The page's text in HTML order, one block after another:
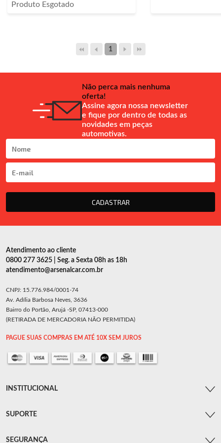
Produto Esgotado
1
Não perca mais nenhuma
oferta!
Assine agora nossa newsletter
e fique por dentro de todas as
novidades em peças
automotivas.
CADASTRAR
Atendimento ao cliente
0800 277 3625 | Seg. a Sexta 08h as 18h
atendimento@arsenalcar.com.br
CNPJ: 15.776.984/0001-74
Av. Adília Barbosa Neves, 3636
Bairro do Portão, Arujá -SP, 07413-000
(RETIRADA DE MERCADORIA NÃO PERMITIDA)
PAGUE SUAS COMPRAS EM ATÉ 10X SEM JUROS
INSTITUCIONAL
SUPORTE
SEGURANÇA